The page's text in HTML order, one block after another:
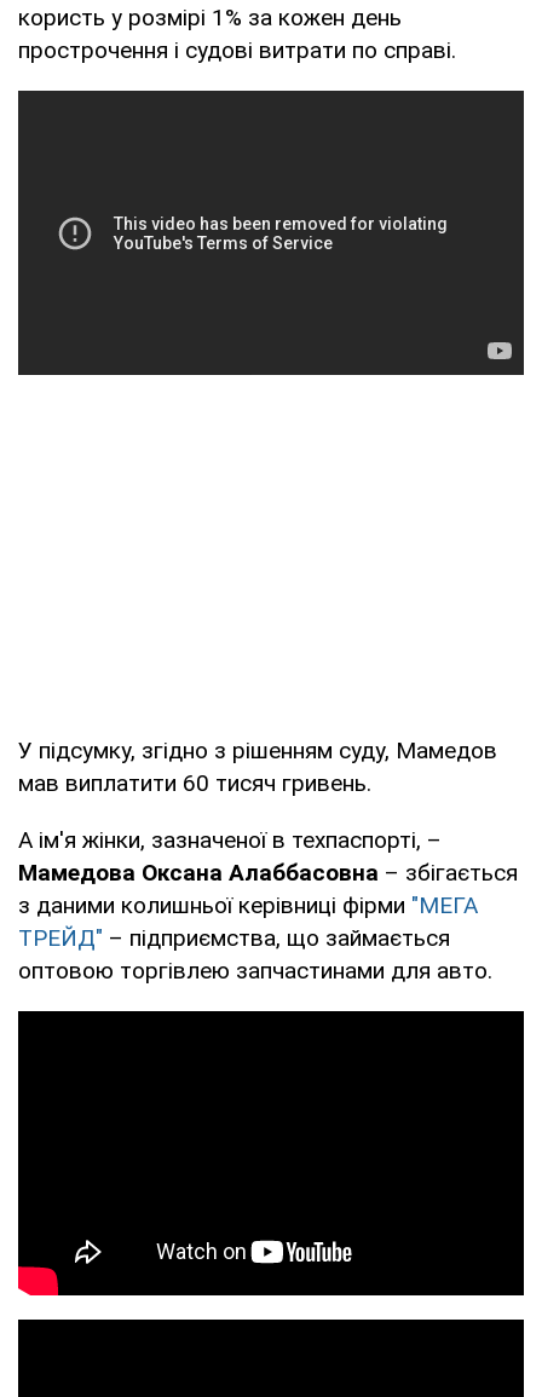
користь у розмірі 1% за кожен день
прострочення і судові витрати по справі.
У підсумку, згідно з рішенням суду, Мамедов
мав виплатити 60 тисяч гривень.
А ім'я жінки, зазначеної в техпаспорті, –
Мамедова Оксана Алаббасовна – збігається
з даними колишньої керівниці фірми "МЕГА
ТРЕЙД" – підприємства, що займається
оптовою торгівлею запчастинами для авто.